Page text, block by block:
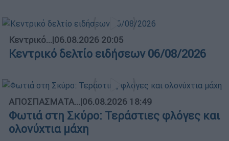
Κεντρικό...|06.08.2026 20:05
Κεντρικό δελτίο ειδήσεων 06/08/2026
ΑΠΟΣΠΑΣΜΑΤΑ...|06.08.2026 18:49
Φωτιά στη Σκύρο: Τεράστιες φλόγες και
ολονύχτια μάχη